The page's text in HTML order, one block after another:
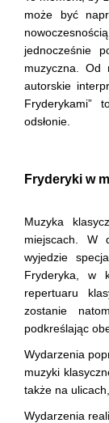
może być
jednocześnie
muzyczna. Od
autorskie
Fryderykami”
odsłonie.
Fryderyki w
Muzyka
miejscach. W
wyjedzie
Fryderyka, w
repertuaru
zostanie
podkreślając
Wydarzenia
muzyki
także na
Wydarzenia